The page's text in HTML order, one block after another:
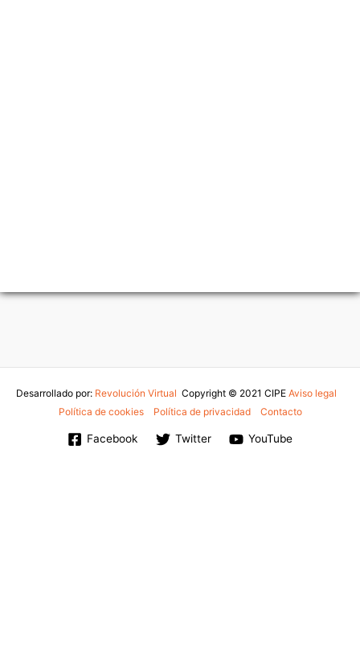
Desarrollado por: Revolución Virtual Copyright © 2021 CIPE Aviso legal
Política de cookies- Política de privacidad- Contacto
Facebook Twitter YouTube